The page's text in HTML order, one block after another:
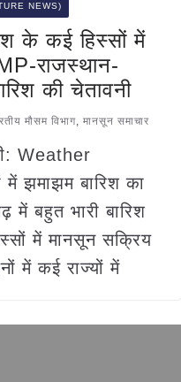
NEWS)
के कई हिस्सों में
राजस्थान-
की चेतावनी
मौसम विभाग, मानसून समाचार
Weather
झमाझम बारिश का
में बहुत भारी बारिश
में मानसून सक्रिय
में कई राज्यों में